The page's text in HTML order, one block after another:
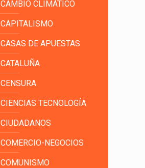
CAMBIO CLIMÁTICO
CAPITALISMO
CASAS DE APUESTAS
CATALUÑA
CENSURA
CIENCIAS TECNOLOGÍA
CIUDADANOS
COMERCIO-NEGOCIOS
COMUNISMO